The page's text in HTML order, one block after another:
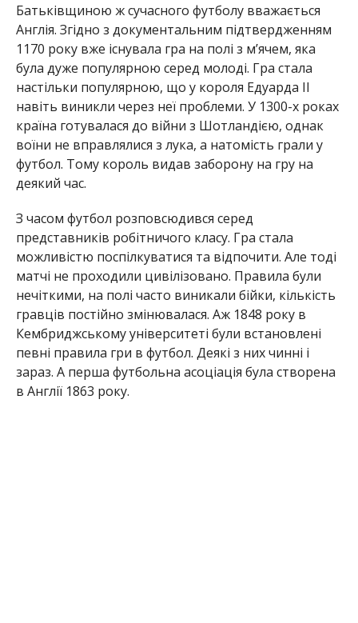
Батьківщиною ж сучасного футболу вважається
Англія. Згідно з документальним підтвердженням
1170 року вже існувала гра на полі з м’ячем, яка
була дуже популярною серед молоді. Гра стала
настільки популярною, що у короля Едуарда II
навіть виникли через неї проблеми. У 1300-х роках
країна готувалася до війни з Шотландією, однак
воїни не вправлялися з лука, а натомість грали у
футбол. Тому король видав заборону на гру на
деякий час.
З часом футбол розповсюдився серед
представників робітничого класу. Гра стала
можливістю поспілкуватися та відпочити. Але тоді
матчі не проходили цивілізовано. Правила були
нечіткими, на полі часто виникали бійки, кількість
гравців постійно змінювалася. Аж 1848 року в
Кембриджському університеті були встановлені
певні правила гри в футбол. Деякі з них чинні і
зараз. А перша футбольна асоціація була створена
в Англії 1863 року.